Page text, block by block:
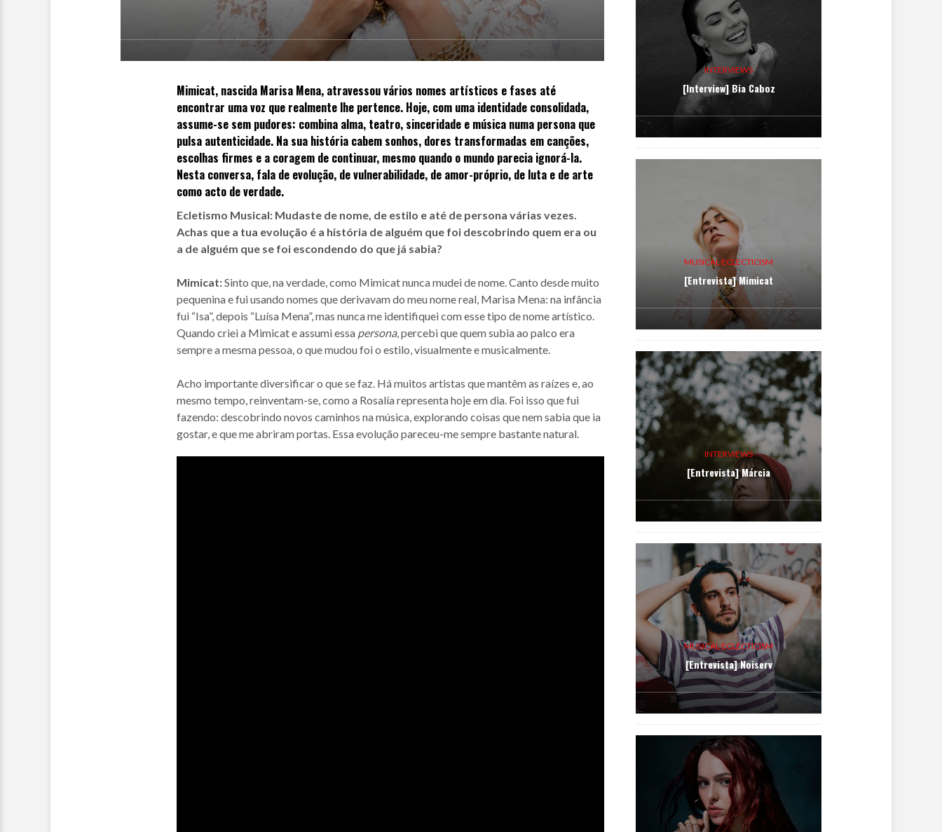
Mimicat, nascida Marisa Mena, atravessou vários nomes artísticos e fases até
encontrar uma voz que realmente lhe pertence. Hoje, com uma identidade consolidada,
assume-se sem pudores: combina alma, teatro, sinceridade e música numa persona que
pulsa autenticidade. Na sua história cabem sonhos, dores transformadas em canções,
escolhas firmes e a coragem de continuar, mesmo quando o mundo parecia ignorá-la.
Nesta conversa, fala de evolução, de vulnerabilidade, de amor-próprio, de luta e de arte
como acto de verdade.
Ecletismo Musical: Mudaste de nome, de estilo e até de persona várias vezes.
Achas que a tua evolução é a história de alguém que foi descobrindo quem era ou
a de alguém que se foi escondendo do que já sabia?
Mimicat:Sinto que, na verdade, como Mimicat nunca mudei de nome. Canto desde muito
pequenina e fui usando nomes que derivavam do meu nome real, Marisa Mena: na infância
fui “Isa”, depois “Luísa Mena”, mas nunca me identifiquei com esse tipo de nome artístico.
Quando criei a Mimicat e assumi essa persona, percebi que quem subia ao palco era
sempre a mesma pessoa, o que mudou foi o estilo, visualmente e musicalmente.
Acho importante diversificar o que se faz. Há muitos artistas que mantêm as raízes e, ao
mesmo tempo, reinventam-se, como a Rosalía representa hoje em dia. Foi isso que fui
fazendo: descobrindo novos caminhos na música, explorando coisas que nem sabia que ia
gostar, e que me abriram portas. Essa evolução pareceu-me sempre bastante natural.
INTERVIEWS
[Interview] Bia Caboz
MUSICAL ECLECTICISM
[Entrevista] Mimicat
INTERVIEWS
[Entrevista] Márcia
MUSICAL ECLECTICISM
[Entrevista] Noiserv